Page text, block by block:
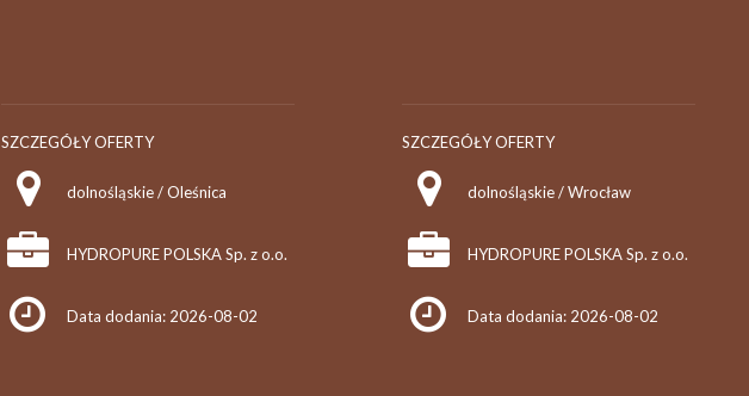
SZCZEGÓŁY OFERTY
dolnośląskie / Oleśnica
HYDROPURE POLSKA Sp. z o.o.
Data dodania: 2026-08-02
SZCZEGÓŁY OFERTY
dolnośląskie / Wrocław
HYDROPURE POLSKA Sp. z o.o.
Data dodania: 2026-08-02